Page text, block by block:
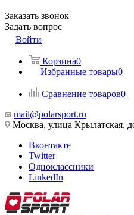
Заказать звонок
Задать вопрос
Войти
Корзина0
Избранные товары0
Сравнение товаров0
mail@polarsport.ru
Москва, улица Крылатская,
Вконтакте
Twitter
Одноклассники
LinkedIn